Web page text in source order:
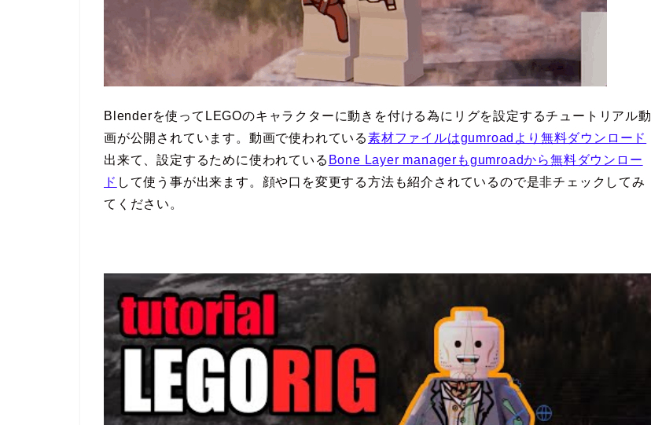
Blenderを使ってLEGOのキャラクターに動きを付ける為にリグを設定するチュートリアル動
画が公開されています。動画で使われている素材ファイルはgumroadより無料ダウンロード
出来て、設定するために使われている Bone Layer managerもgumroadから無料ダウンロー
ド して使う事が出来ます。顔や口を変更する方法も紹介されているので是非チェックしてみ
てください。